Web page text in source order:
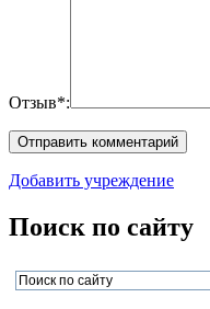
Отзыв*:
Добавить учреждение
Поиск по сайту